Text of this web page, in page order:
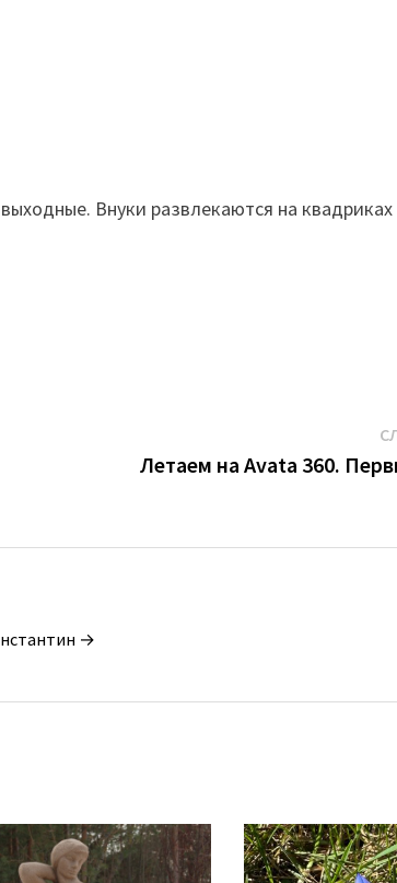
Внуки развлекаются на
Летаем на Avata 360.
→